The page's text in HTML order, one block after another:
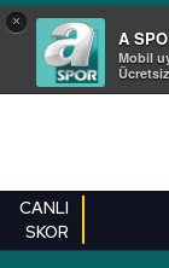
×
A
Mobil
CANLI
SKOR